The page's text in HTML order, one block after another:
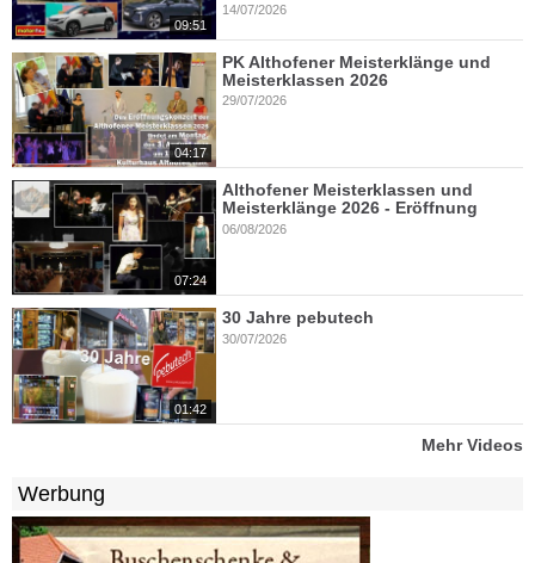
09:51
14/07/2026
04:17
PK Althofener Meisterklänge und
Meisterklassen 2026
29/07/2026
07:24
Althofener Meisterklassen und
Meisterklänge 2026 - Eröffnung
06/08/2026
01:42
30 Jahre pebutech
30/07/2026
Mehr Videos
Werbung